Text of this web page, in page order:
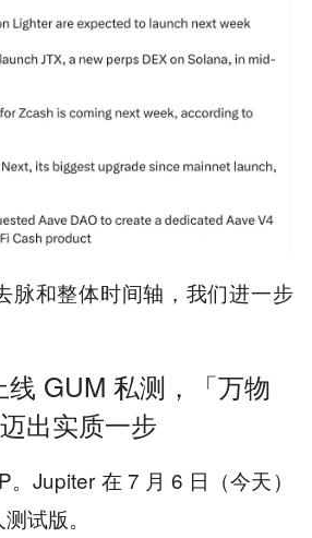
脉和整体时间轴，我们进一步
GUM 私测，「万物
出实质一步
Jupiter 在 7 月 6 日（今天）
试版。